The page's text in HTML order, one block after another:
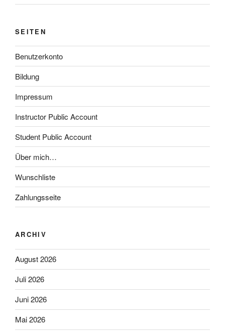
SEITEN
Benutzerkonto
Bildung
Impressum
Instructor Public Account
Student Public Account
Über mich…
Wunschliste
Zahlungsseite
ARCHIV
August 2026
Juli 2026
Juni 2026
Mai 2026